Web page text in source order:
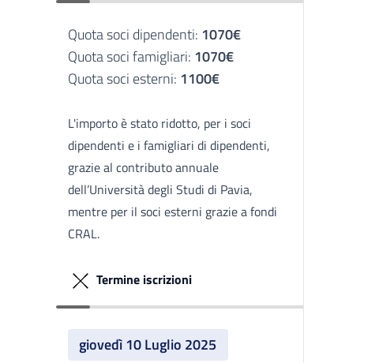
Quota soci dipendenti: 1070€
Quota soci famigliari: 1070€
Quota soci esterni: 1100€
L'importo è stato ridotto, per i soci
dipendenti e i famigliari di dipendenti,
grazie al contributo annuale
dell’Università degli Studi di Pavia,
mentre per il soci esterni grazie a fondi
CRAL.
Termine iscrizioni
giovedì 10 Luglio 2025